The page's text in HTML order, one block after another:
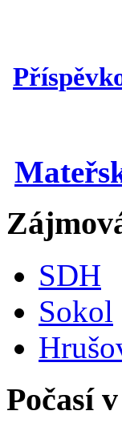
SDH
Sokol
Počasí